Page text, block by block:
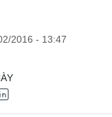
2016 - 13:47